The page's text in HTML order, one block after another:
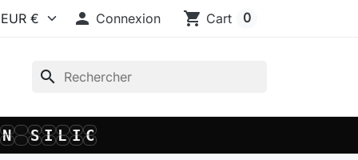
 Connexion shopping_cart Cart 0
search
S
S I
I L
L I
I C
C O
O